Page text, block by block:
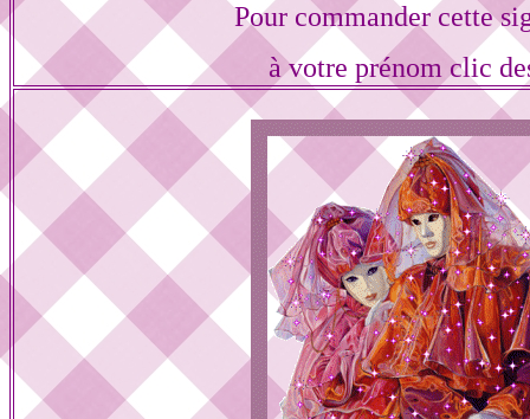
Pour commander cette
à votre prénom clic